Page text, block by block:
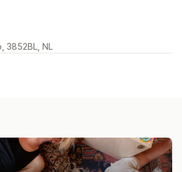
3852BL, NL